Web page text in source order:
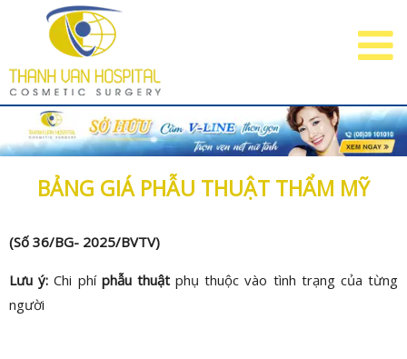
BẢNG GIÁ PHẪU THUẬT THẨM MỸ
(Số 36/BG- 2025/BVTV)
Lưu ý: Chi phí phẫu thuậtphụ thuộc vào tình trạng của từng
người